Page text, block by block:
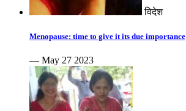
विदेश
Menopause: time to give it its due importance
— May 27 2023